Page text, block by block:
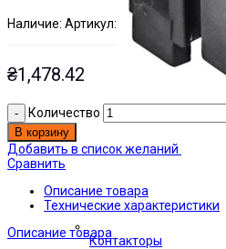
Контакторы
Наличие: Артикул:
₴1,478.42
Количество
В корзину
Добавить в список желаний
Сравнить
Описание товара
Технические характеристики
Описание товара